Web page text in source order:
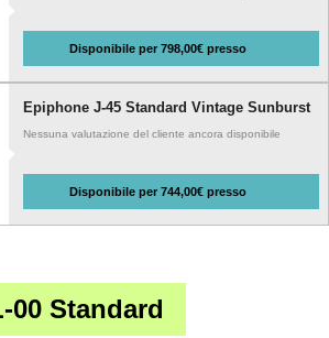
Disponibile per 798,00€ presso
Epiphone J-45 Standard Vintage Sunburst
Nessuna valutazione del cliente ancora disponibile
Disponibile per 744,00€ presso
00 Standard